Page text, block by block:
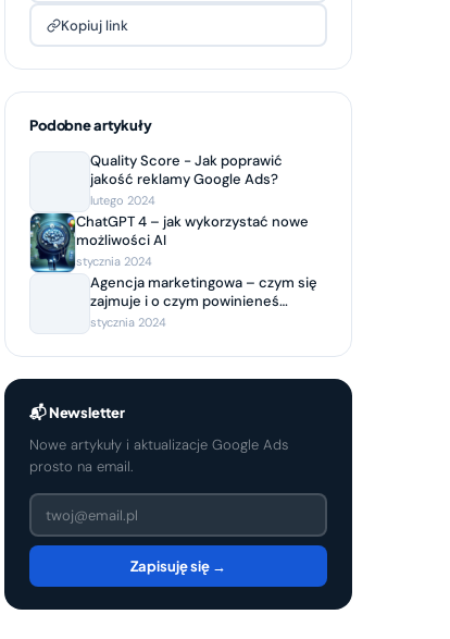
Kopiuj link
Podobne artykuły
Quality Score - Jak poprawić
jakość reklamy Google Ads?
lutego 2024
ChatGPT 4 – jak wykorzystać nowe
możliwości AI
stycznia 2024
Agencja marketingowa – czym się
zajmuje i o czym powinieneś
wiedzieć, decydując się na
stycznia 2024
📬 Newsletter
Nowe artykuły i aktualizacje Google Ads
prosto na email.
Zapisuję się →